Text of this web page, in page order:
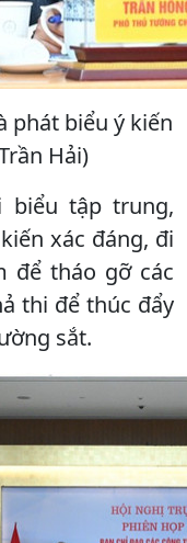
phát biểu ý kiến
Hải)
biểu tập trung,
xác đáng, đi
để tháo gỡ các
thi để thúc đẩy
sắt.